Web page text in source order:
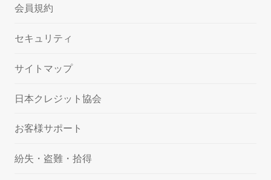
会員規約
セキュリティ
サイトマップ
日本クレジット協会
お客様サポート
紛失・盗難・拾得